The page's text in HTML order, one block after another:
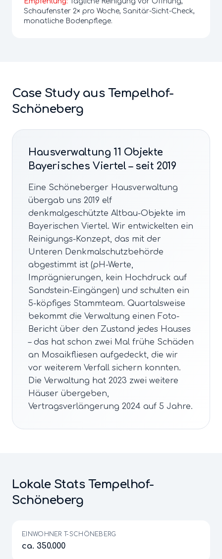
Schaufenster 2× pro Woche, Sanitär-Sicht-Check,
monatliche Bodenpflege.
Case Study aus Tempelhof-
Schöneberg
Hausverwaltung 11 Objekte
Bayerisches Viertel – seit 2019
Eine Schöneberger Hausverwaltung
übergab uns 2019 elf
denkmalgeschützte Altbau-Objekte im
Bayerischen Viertel. Wir entwickelten ein
Reinigungs-Konzept, das mit der
Unteren Denkmalschutzbehörde
abgestimmt ist (pH-Werte,
Imprägnierungen, kein Hochdruck auf
Sandstein-Eingängen) und schulten ein
5-köpfiges Stammteam. Quartalsweise
bekommt die Verwaltung einen Foto-
Bericht über den Zustand jedes Hauses
– das hat schon zwei Mal frühe Schäden
an Mosaikfliesen aufgedeckt, die wir
vor weiterem Verfall sichern konnten.
Die Verwaltung hat 2023 zwei weitere
Häuser übergeben,
Vertragsverlängerung 2024 auf 5 Jahre.
Lokale Stats Tempelhof-
Schöneberg
EINWOHNER T-SCHÖNEBERG
ca. 350.000